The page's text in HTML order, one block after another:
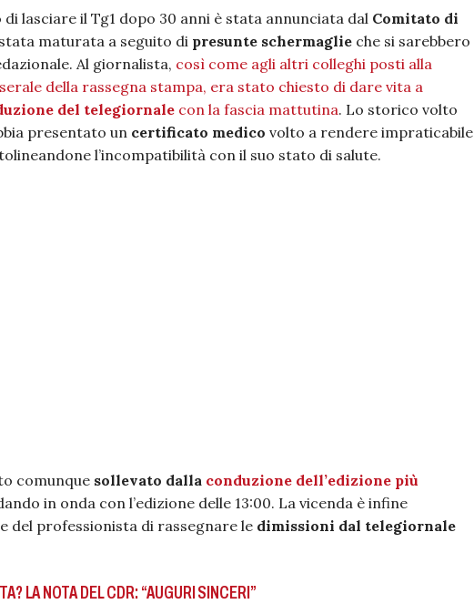
lasciare il Tg1 dopo 30 anni è stata annunciata dal Comitato di
maturata a seguito di presunte schermaglie che si sarebbero
Al giornalista, così come agli altri colleghi posti alla
della rassegna stampa, era stato chiesto di dare vita a
del telegiornale con la fascia mattutina. Lo storico volto
presentato un certificato medico volto a rendere impraticabile
l’incompatibilità con il suo stato di salute.
comunque sollevato dalla conduzione dell’edizione più
in onda con l’edizione delle 13:00. La vicenda è infine
del professionista di rassegnare le dimissioni dal telegiornale
LA NOTA DEL CDR: “AUGURI SINCERI”